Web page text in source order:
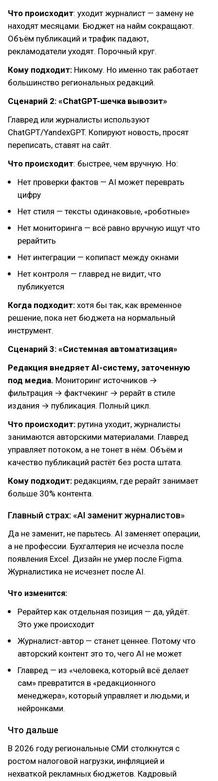
Что происходит: уходит журналист — замену не
находят месяцами. Бюджет на найм сокращают.
Объём публикаций и трафик падают,
рекламодатели уходят. Порочный круг.
Кому подходит: Никому. Но именно так работает
большинство региональных редакций.
Сценарий 2: «ChatGPT-шечка вывозит»
Главред или журналисты используют
ChatGPT/YandexGPT. Копируют новость, просят
переписать, ставят на сайт.
Что происходит: быстрее, чем вручную. Но:
Нет проверки фактов — AI может переврать
цифру
Нет стиля — тексты одинаковые, «роботные»
Нет мониторинга — всё равно вручную ищут что
рерайтить
Нет интеграции — копипаст между окнами
Нет контроля — главред не видит, что
публикуется
Когда подходит: хотя бы так, как временное
решение, пока нет бюджета на нормальный
инструмент.
Сценарий 3: «Системная автоматизация»
Редакция внедряет AI-систему, заточенную
под медиа. Мониторинг источников →
фильтрация → фактчекинг → рерайт в стиле
издания → публикация. Полный цикл.
Что происходит: рутина уходит, журналисты
занимаются авторскими материалами. Главред
управляет потоком, а не тонет в нём. Объём и
качество публикаций растёт без роста штата.
Кому подходит: редакциям, где рерайт занимает
больше 30% контента.
Главный страх: «AI заменит журналистов»
Да не заменит, не парьтесь. AI заменяет операции,
а не профессии. Бухгалтерия не исчезла после
появления Excel. Дизайн не умер после Figma.
Журналистика не исчезнет после AI.
Что изменится:
Рерайтер как отдельная позиция — да, уйдёт.
Это уже происходит
Журналист-автор — станет ценнее. Потому что
авторский контент это то, чего AI не может
Главред — из «человека, который всё делает
сам» превратится в «редакционного
менеджера», который управляет и людьми, и
нейронками.
Что дальше
В 2026 году региональные СМИ столкнутся с
ростом налоговой нагрузки, инфляцией и
нехваткой рекламных бюджетов. Кадровый